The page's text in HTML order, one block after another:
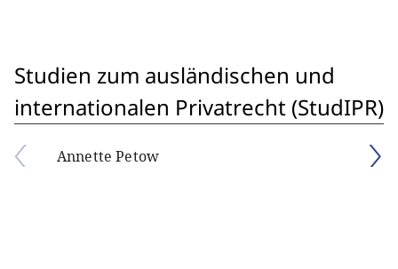
Studien zum ausländischen und
internationalen Privatrecht (StudIPR)
Annette Petow